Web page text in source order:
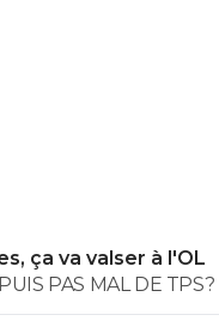
ça va valser à l'OL
PAS MAL DE TPS? lol. t